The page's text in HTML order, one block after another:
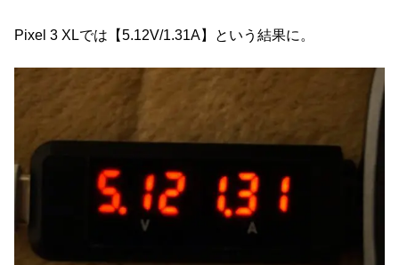
Pixel 3 XLでは【5.12V/1.31A】という結果に。